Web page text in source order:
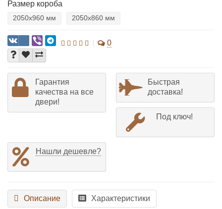
Размер короба
2050х960 мм 2050х860 мм
0
Гарантия
качества на все
двери!
Быстрая
доставка!
Под ключ!
Нашли дешевле?
Описание Характеристики